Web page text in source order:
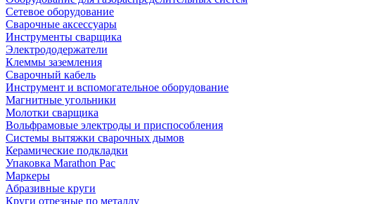
Сетевое оборудование
Сварочные аксессуары
Инструменты сварщика
Электрододержатели
Клеммы заземления
Сварочный кабель
Инструмент и вспомогательное оборудование
Магнитные угольники
Молотки сварщика
Вольфрамовые электроды и приспособления
Системы вытяжки сварочных дымов
Керамические подкладки
Упаковка Marathon Pac
Маркеры
Абразивные круги
Круги отрезные по металлу